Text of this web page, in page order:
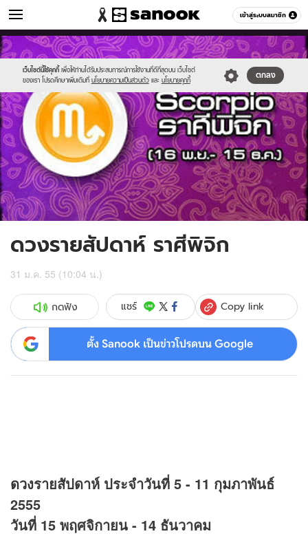
เข้าสู่ระบบสมาชิก
ดูดวง หมวดอื่นๆ
เว็บไซต์นี้ใช้คุกกี้ เพื่อให้ท่านได้รับประสบการณ์การใช้งานที่ดีที่สุดบน เว็บไซต์
ของเรา โปรดศึกษาเพิ่มเติมที่ นโยบายความเป็นส่วนตัว และ นโยบายคุกกี้
ตกลง
Sanook
//s.isanook.com/sr/0/images/logo-
new-
sanook.png
600
60
//s.isanook.com/ho/0/ud/4/24613/11scorpio.jpg
ดวงรายสัปดาห์ ราศีพิจิก
31 ม.ค. 55 (10:04 น.)
กดฟัง แชร์ Copy link
ตั้ง Sanook เป็นข่าวโปรดบน Google
ดวงรายสัปดาห์ ประจำวันที่ 5 - 11 กุมภาพันธ์
2555
วันที่ 15 พฤศจิกายน - 14 ธันวาคม